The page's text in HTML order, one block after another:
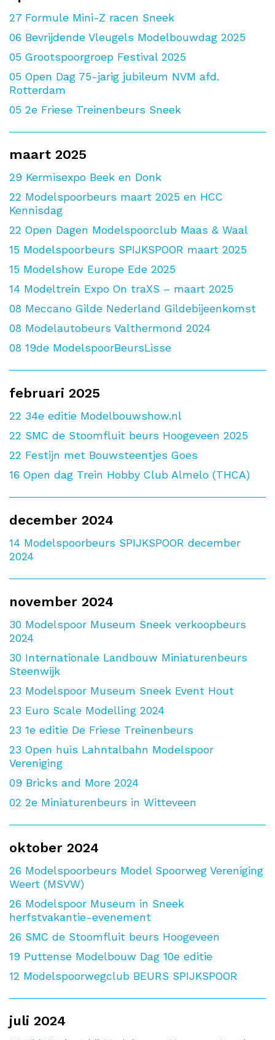
27 Formule Mini-Z racen Sneek
06 Bevrijdende Vleugels Modelbouwdag 2025
05 Grootspoorgroep Festival 2025
05 Open Dag 75-jarig jubileum NVM afd.
Rotterdam
05 2e Friese Treinenbeurs Sneek
maart 2025
29 Kermisexpo Beek en Donk
22 Modelspoorbeurs maart 2025 en HCC
Kennisdag
22 Open Dagen Modelspoorclub Maas & Waal
15 Modelspoorbeurs SPIJKSPOOR maart 2025
15 Modelshow Europe Ede 2025
14 Modeltrein Expo On traXS – maart 2025
08 Meccano Gilde Nederland Gildebijeenkomst
08 Modelautobeurs Valthermond 2024
08 19de ModelspoorBeursLisse
februari 2025
22 34e editie Modelbouwshow.nl
22 SMC de Stoomfluit beurs Hoogeveen 2025
22 Festijn met Bouwsteentjes Goes
16 Open dag Trein Hobby Club Almelo (THCA)
december 2024
14 Modelspoorbeurs SPIJKSPOOR december
2024
november 2024
30 Modelspoor Museum Sneek verkoopbeurs
2024
30 Internationale Landbouw Miniaturenbeurs
Steenwijk
23 Modelspoor Museum Sneek Event Hout
23 Euro Scale Modelling 2024
23 1e editie De Friese Treinenbeurs
23 Open huis Lahntalbahn Modelspoor
Vereniging
09 Bricks and More 2024
02 2e Miniaturenbeurs in Witteveen
oktober 2024
26 Modelspoorbeurs Model Spoorweg Vereniging
Weert (MSVW)
26 Modelspoor Museum in Sneek
herfstvakantie-evenement
26 SMC de Stoomfluit beurs Hoogeveen
19 Puttense Modelbouw Dag 10e editie
12 Modelspoorwegclub BEURS SPIJKSPOOR
juli 2024